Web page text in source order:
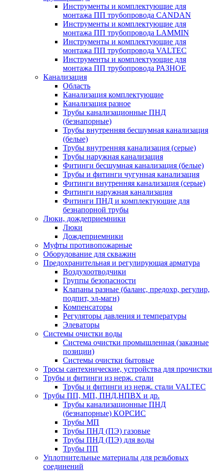
Инструменты и комплектующие для
монтажа ПП трубопровода CANDAN
Инструменты и комплектующие для
монтажа ПП трубопровода LAMMIN
Инструменты и комплектующие для
монтажа ПП трубопровода VALTEC
Инструменты и комплектующие для
монтажа ПП трубопровода РАЗНОЕ
Канализация
Область
Канализация комплектующие
Канализация разное
Трубы канализационные ПНД
(безнапорные)
Трубы внутренняя бесшумная канализация
(белые)
Трубы внутренняя канализация (серые)
Трубы наружная канализация
Фитинги бесшумная канализация (белые)
Трубы и фитинги чугунная канализация
Фитинги внутренняя канализация (серые)
Фитинги наружная канализация
Фитинги ПНД и комплектующие для
безнапорной трубы
Люки, дождеприемники
Люки
Дождеприемники
Муфты противопожарные
Оборудование для скважин
Предохранительная и регулирующая арматура
Воздухоотводчики
Группы безопасности
Клапаны разные (баланс, предохр, регулир,
подпит, эл-магн)
Компенсаторы
Регуляторы давления и температуры
Элеваторы
Системы очистки воды
Система очистки промышленная (заказные
позиции)
Системы очистки бытовые
Тросы сантехнические, устройства для прочистки
Трубы и фитинги из нерж. стали
Трубы и фитинги из нерж. стали VALTEC
Трубы ПП, МП, ПНД,НПВХ и др.
Трубы канализационные ПНД
(безнапорные) КОРСИС
Трубы МП
Трубы ПНД (ПЭ) газовые
Трубы ПНД (ПЭ) для воды
Трубы ПП
Уплотнительные материалы для резьбовых
соединений